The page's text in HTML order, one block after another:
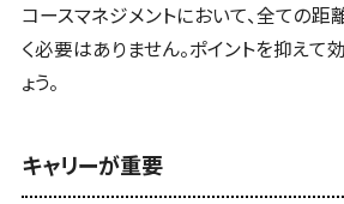
コースマネジメントにおいて、全ての
く必要はありません。ポイントを抑えて
ょう。
キャリーが重要